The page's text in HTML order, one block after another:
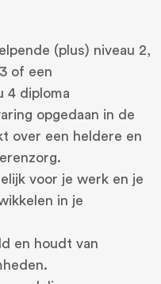
(plus) niveau 2,
of een
4 diploma
opgedaan in de
over een heldere en
voor je werk en je
in je
en houdt van